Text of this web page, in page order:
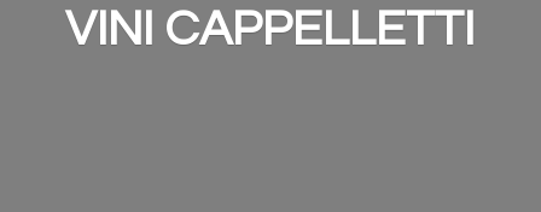
VINI CAPPELLETTI